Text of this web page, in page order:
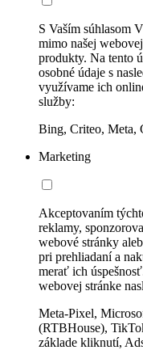
S Vaším súhlasom
mimo našej
produkty. Na tento
osobné údaje s
využívame ich
služby:
Bing, Criteo, Meta,
Marketing
Akceptovaním
reklamy,
webové stránky
pri prehliadaní a
merať ich
webovej stránke
Meta-Pixel,
(RTBHouse),
základe kliknutí,